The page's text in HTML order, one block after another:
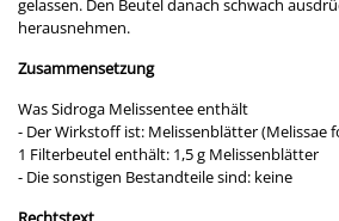
herausnehmen.
Zusammensetzung
Was Sidroga Melissentee enthält
- Der Wirkstoff ist: Melissenblätter (Melissae
1 Filterbeutel enthält: 1,5 g Melissenblätter
- Die sonstigen Bestandteile sind: keine